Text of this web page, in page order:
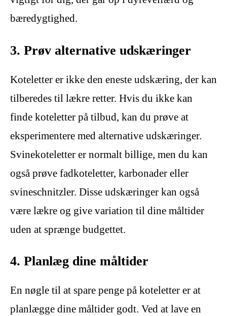
bæredygtighed.
3. Prøv alternative udskæringer
Koteletter er ikke den eneste udskæring, der kan
tilberedes til lækre retter. Hvis du ikke kan
finde koteletter på tilbud, kan du prøve at
eksperimentere med alternative udskæringer.
Svinekoteletter er normalt billige, men du kan
også prøve fadkoteletter, karbonader eller
svineschnitzler. Disse udskæringer kan også
være lækre og give variation til dine måltider
uden at sprænge budgettet.
4. Planlæg dine måltider
En nøgle til at spare penge på koteletter er at
planlægge dine måltider godt. Ved at lave en